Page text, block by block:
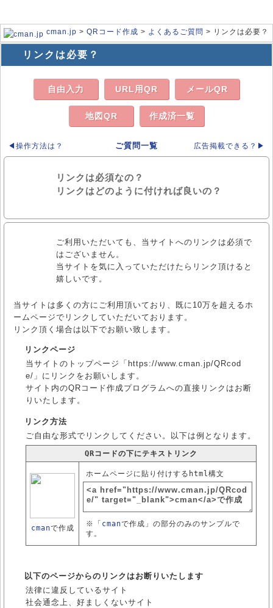
cman.jp > QRコード作成 > よくあるご質問 > リンクは必要？
リンクは必要？
自由入力 URL用QR メールQR
地図QR 作成済一覧
◀操作方法は？ ご質問一覧 広告掲載できる？▶
リンクは必須なの？
リンクはどのように付ければ良いの？
ご利用いただいても、当サイトへのリンクは必須で
はございません。
当サイトを気に入っていただけたらリンク頂けると
嬉しいです。
当サイトは多くの方にご利用頂いており、既に10万を超えるホ
ームページでリンクしていただいております。
リンク頂く場合は以下でお願い致します。
リンクページ
当サイトのトップページ「https://www.cman.jp/QRcod
e/」にリンクをお願いします。
サイト内のQRコード作成プログラムへの直接リンクはお断
りいたします。
リンク方法
ご自由な形式でリンクしてください。以下は例となります。
QRコードの下にテキストリンク
cmanで作成
ホームページに貼り付けするhtml構文
※「 cmanで作成」の部分のみのサンプルで
す。
以下のページからのリンクはお断りいたします
法律に違反しているサイト
社会通念上、好ましくないサイト